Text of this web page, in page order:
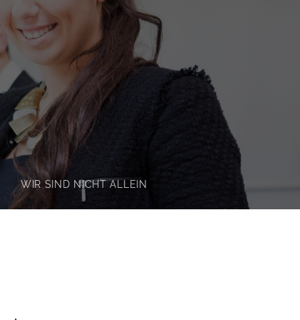
WIR SIND NICHT ALLEIN